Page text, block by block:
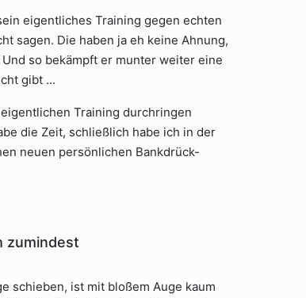
eigentliches Training gegen echten
sagen. Die haben ja eh keine Ahnung,
so bekämpft er munter weiter eine
gibt ...
Training durchringen
die Zeit, schließlich habe ich in der
neuen persönlichen Bankdrück-
zumindest
schieben, ist mit bloßem Auge kaum